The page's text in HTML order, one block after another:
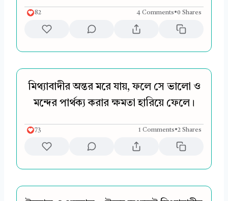
82 4 Comments•0 Shares
মিথ্যাবাদীর অন্তর মরে যায়, ফলে সে ভালো ও
মন্দের পার্থক্য করার ক্ষমতা হারিয়ে ফেলে।
73 1 Comments•2 Shares